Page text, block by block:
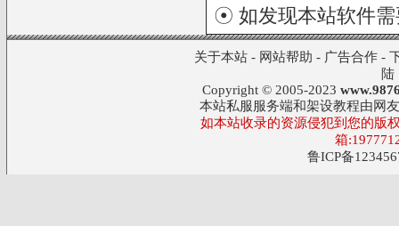
☉ 如发现本站软件
关于本站- 网站帮助 - 广告合作-
陆
Copyright © 2005-2023
本站私服服务端和架设教程由网
如本站收录的资源侵犯到您的版
箱
鲁ICP备